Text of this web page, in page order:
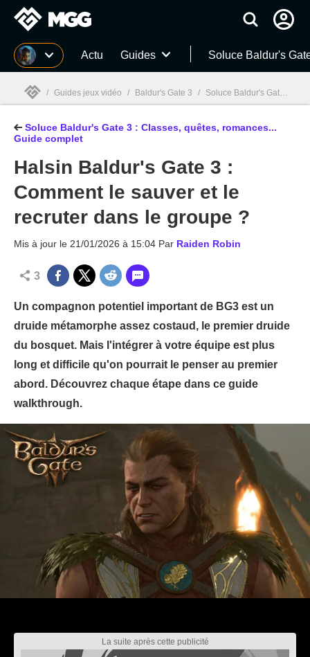
MGG Actu Guides Soluce Baldur's
MGG
/ Guides jeux vidéo / Baldur's Gate 3 / Soluce Baldur's Gate 3 : Classes, quêtes, romances... Guide complet
Soluce Baldur's Gate 3 : Classes, quêtes, romances...
Guide complet
Halsin Baldur's Gate 3 :
Comment le sauver et le
recruter dans le groupe ?
Mis à jour le 21/01/2026 à 15:04 Par Raiden Robin
3
Un compagnon potentiel important de BG3 est un
druide métamorphe assez costaud, le premier druide
du bosquet. Mais l'intégrer à votre équipe est plus
long et difficile qu'on pourrait le penser au premier
abord. Découvrez chaque étape dans ce guide
walkthrough.